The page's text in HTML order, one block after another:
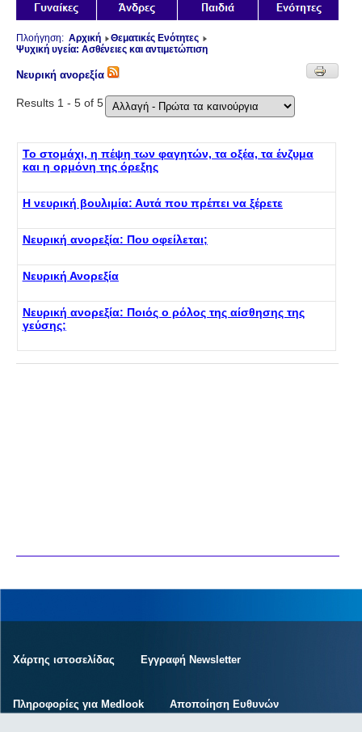
Πλοήγηση: Αρχική
Θεματικές Ενότητες
Ψυχική υγεία: Ασθένειες και αντιμετώπιση
Νευρική ανορεξία
Results 1 - 5 of 5
Το στομάχι, η πέψη των φαγητών, τα οξέα, τα ένζυμα
και η ορμόνη της όρεξης
Η νευρική βουλιμία: Αυτά που πρέπει να ξέρετε
Νευρική ανορεξία: Που οφείλεται;
Νευρική Ανορεξία
Νευρική ανορεξία: Ποιός ο ρόλος της αίσθησης της
γεύσης;
Χάρτης ιστοσελίδας Εγγραφή Newsletter
Πληροφορίες για Medlook Αποποίηση Ευθυνών